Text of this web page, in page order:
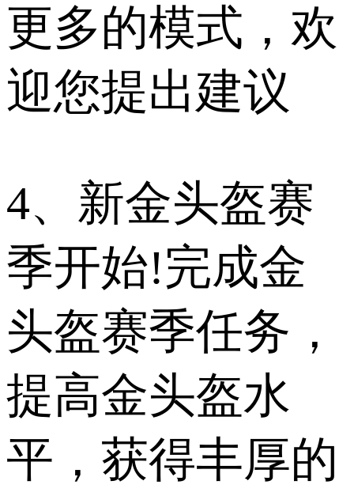
更多的模式，欢
迎您提出建议
4、新金头盔赛
季开始!完成金
头盔赛季任务，
提高金头盔水
平，获得丰厚的